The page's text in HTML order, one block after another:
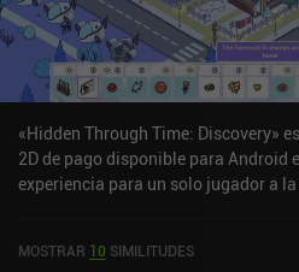
«Hidden Through Time: Discovery»
2D de pago disponible para Android
experiencia para un solo jugador a
valoración de 4,1 sobre 5,0 en Google
MOSTRAR 10 SIMILITUDES